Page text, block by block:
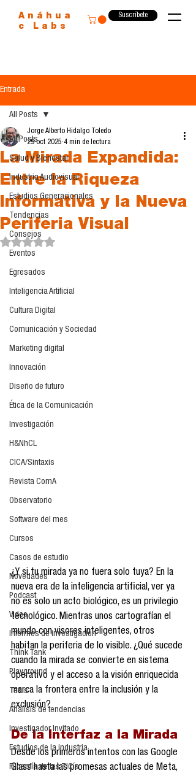
Anáhua
c Labs
Suscríbete
Entrada
All Posts
Salud y Bienestar
Industria Audiovisual
Estudios Generacionales
Tendencias
Consejos
Eventos
Egresados
Inteligencia Artificial
Cultura Digital
Comunicación y Sociedad
Marketing digital
Innovación
Diseño de futuro
Ética de la Comunicación
Investigación
H&NhCL
CICA/Sintaxis
Revista ComA
Observatorio
Software del mes
Cursos
Casos de estudio
Novedades
Podcast
Video
Informes de investigación
Think Tank
Playground
Tesis
Análisis de tendencias
Investigador Invitado
Estudios de la industria
Filosofía de las TIC´s
All Posts
La Mirada Expandida:
Entre la Riqueza
Informativa y la Nueva
Periferia Visual
Jorge Alberto Hidalgo Toledo
29 oct 2025 4 min de lectura
Obtuvo NaN de 5 estrellas.
¿Y si tu mirada ya no fuera solo tuya? En la
nueva era de la inteligencia artificial, ver ya
no es solo un acto biológico, es un privilegio
tecnológico. Mientras unos cartografían el
mundo con visores inteligentes, otros
habitan la periferia de lo visible. ¿Qué sucede
cuando la mirada se convierte en sistema
operativo y el acceso a la visión enriquecida
marca la frontera entre la inclusión y la
exclusión?
De la Interfaz a la Mirada
Desde los primeros intentos con las Google
Glass hasta las promesas actuales de Meta,